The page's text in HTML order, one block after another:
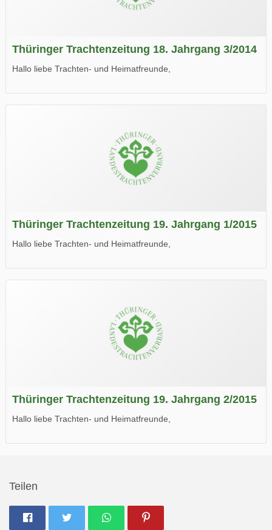
Thüringer Trachtenzeitung 18. Jahrgang 3/2014
Hallo liebe Trachten- und Heimatfreunde,
Wir wünschen Euch viel Spaß beim Lesen.
Thüringer Trachtenzeitung 19. Jahrgang 1/2015
Hallo liebe Trachten- und Heimatfreunde,
Wir wünschen Euch viel Spaß beim Lesen.
Thüringer Trachtenzeitung 19. Jahrgang 2/2015
Hallo liebe Trachten- und Heimatfreunde,
Teilen